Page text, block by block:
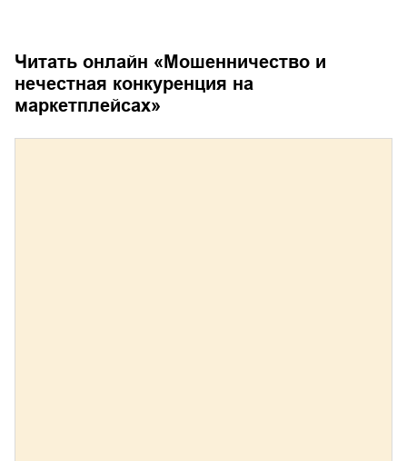
Читать онлайн « Мошенничество и
нечестная конкуренция на
маркетплейсах»